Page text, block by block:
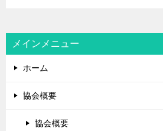
メインメニュー
ホーム
協会概要
協会概要